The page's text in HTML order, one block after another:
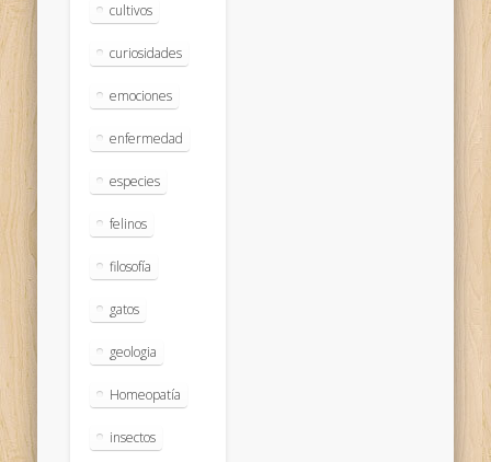
cultivos
curiosidades
emociones
enfermedad
especies
felinos
filosofía
gatos
geologia
Homeopatía
insectos